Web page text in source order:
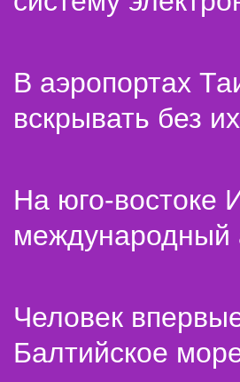
В аэропортах
вскрывать без
На юго-востоке
международный
Человек
Балтийское